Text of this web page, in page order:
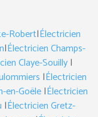
Robert|Électricien
|Électricien Champs-
Claye-Souilly|
|Électricien
en-Goële|Électricien
|Électricien Gretz-